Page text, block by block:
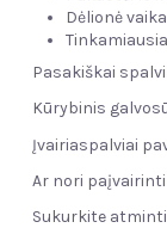
Dėlionė
Pasakiškai
Kūrybinis
Įvairiaspalviai
Ar nori
Sukurkite